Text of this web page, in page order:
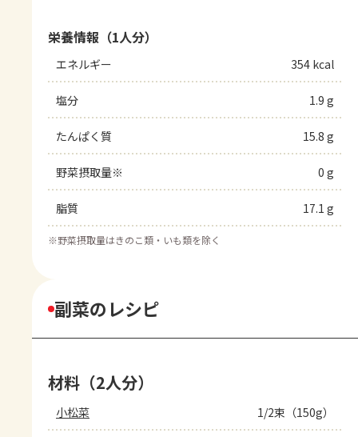
栄養情報（1人分）
エネルギー 354 kcal
塩分 1.9 g
たんぱく質 15.8 g
野菜摂取量※ 0 g
脂質 17.1 g
※野菜摂取量はきのこ類・いも類を除く
副菜のレシピ
材料（2人分）
小松菜 1/2束（150g）